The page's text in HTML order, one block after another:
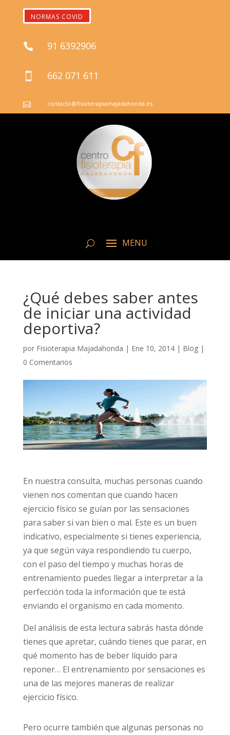
NORMAS COVID
 91 6392906
 662 071 611
 contacto@fisioterapiamajadahonda.es
¿Qué debes saber antes
de iniciar una actividad
deportiva?
por Fisioterapia Majadahonda | Ene 10, 2014| Blog|
0 Comentarios
En nuestra consulta, muchas personas cuando
vienen nos comentan que cuando hacen
ejercicio físico se guían por las sensaciones
para saber si van bien o mal. Este es un buen
indicativo, especialmente si tienes experiencia,
ya que según vaya respondiendo tu cuerpo,
con el paso del tiempo y muchas horas de
entrenamiento puedes llegar a interpretar a la
perfección toda la información que te está
enviando el organismo en cada momento.
Del análisis de esta lectura sabrás hasta dónde
tienes que apretar, cuándo tienes que parar, en
qué momento has de beber líquido para
reponer… El entrenamiento por sensaciones es
una de las mejores maneras de realizar
ejercicio físico.
Pero ocurre también que algunas personas no